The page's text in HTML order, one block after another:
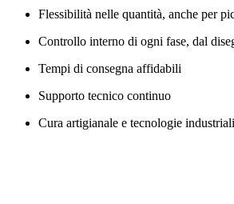
Flessibilità nelle quantità, anche per
Controllo interno di ogni fase, dal
Tempi di consegna affidabili
Supporto tecnico continuo
Cura artigianale e tecnologie